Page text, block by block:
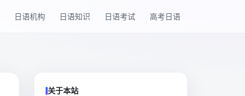
日语机构 日语知识 日语考试 高考日语
关于本站